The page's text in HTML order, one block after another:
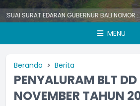
SURAT EDARAN GUBERNUR BALI NOMOR :
MENU
Beranda Berita
PENYALURAM BLT
NOVEMBER TAHUN